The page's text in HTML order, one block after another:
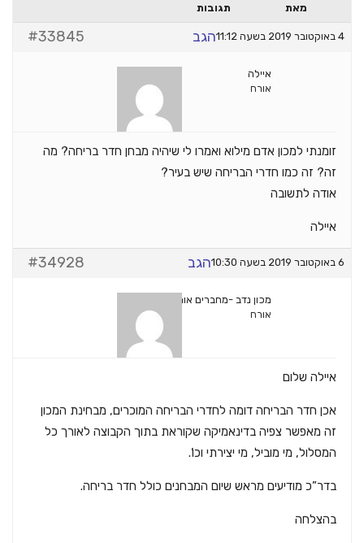
מאת תגובות
4 באוקטובר 2019 בשעה 11:12 #33845 הגב
איילה
אורח
זומנתי למכון אדם מילוא ואמרו לי שיהיה מבחן חדר בריחה? מה
זה? זה כמו חדרי הבריחה שיש בעיר?
אודה לתשובה
איילה
6 באוקטובר 2019 בשעה 10:30 #34928 הגב
מכון נדב -מחברים אותך להצלחה
אורח
איילה שלום
אכן חדר הבריחה דומה לחדרי הבריחה המוכרים, מבחינת המכון
זה מאפשר צפיה בדינאמיקה שקוראת בתוך הקבוצה לאורך כל
המסלול, מי מוביל, מי יצירתי וכו’.
בדר”כ מודיעים מראש שיום המבחנים כולל חדר בריחה.
בהצלחה